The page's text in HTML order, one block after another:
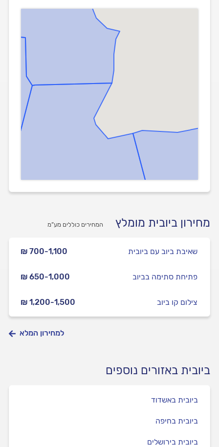
מחירון ביובית מומלץ המחירים כוללים מע”מ
₪ 700-1,100 שאיבת ביוב עם ביובית
₪ 650-1,000 פתיחת סתימה בביוב
₪ 1,200-1,500 צילום קו ביוב
למחירון המלא
ביובית באזורים נוספים
ביובית באשדוד
ביובית בחיפה
ביובית בירושלים